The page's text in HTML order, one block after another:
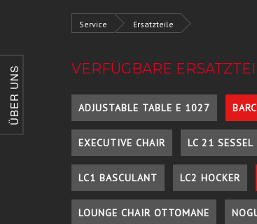
ÜBER UNS
Service Ersatzteile
VERFÜGBARE
ADJUSTABLE TABLE E 1027
EXECUTIVE CHAIR LC 21 SESSEL
LC1 BASCULANT LC2 HOCKER
LOUNGE CHAIR OTTOMANE